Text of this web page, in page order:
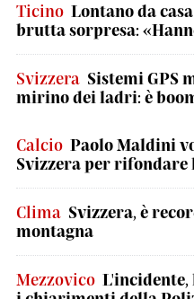
Ticino Lontano da
brutta sorpresa:
Svizzera Sistemi GPS
mirino dei ladri: è
Calcio Paolo Maldini
Svizzera per
Clima Svizzera, è
montagna
Mezzovico L'incidente,